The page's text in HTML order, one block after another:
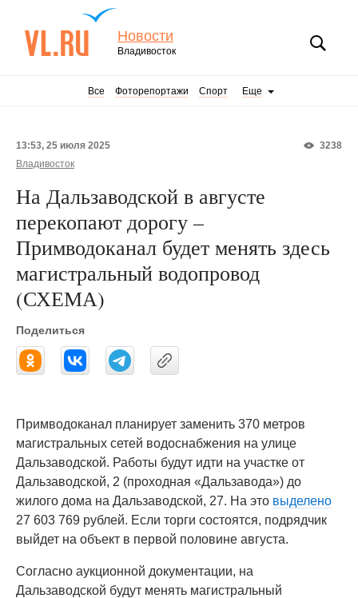
Новости
Владивосток
Все Фоторепортажи Спорт Еще
3238
13:53, 25 июля 2025
Владивосток
На Дальзаводской в августе
перекопают дорогу –
Примводоканал будет менять здесь
магистральный водопровод
(СХЕМА)
Поделиться
Примводоканал планирует заменить 370 метров
магистральных сетей водоснабжения на улице
Дальзаводской. Работы будут идти на участке от
Дальзаводской, 2 (проходная «Дальзавода») до
жилого дома на Дальзаводской, 27. На это выделено
27 603 769 рублей. Если торги состоятся, подрядчик
выйдет на объект в первой половине августа.
Согласно аукционной документации, на
Дальзаводской будут менять магистральный